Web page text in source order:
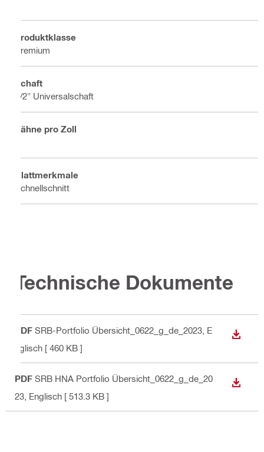
Produktklasse
Premium
Schaft
1/2" Universalschaft
Zähne pro Zoll
Blattmerkmale
Schnellschnitt
Technische Dokumente
PDF SRB-Portfolio Übersicht_0622_g_de_2023 , E
nglisch [ 460 KB ]
PDF SRB HNA Portfolio Übersicht_0622_g_de_20
23 , Englisch [ 513.3 KB ]